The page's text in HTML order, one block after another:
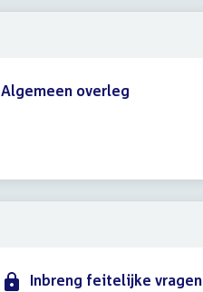
Algemeen overleg
Inbreng feitelijke vragen